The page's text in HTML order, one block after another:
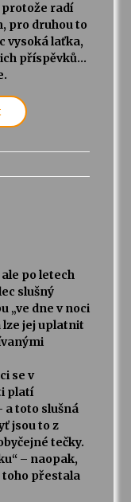
protože radí
pro druhou to
vysoká laťka,
příspěvků…
po letech
slušný
„ve dne v noci
lze jej uplatnit
se v
platí
a toto slušná
jsou to z
tečky.
– naopak,
toho přestala